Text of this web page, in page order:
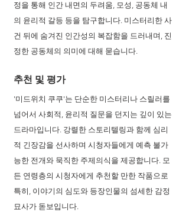
정을 통해 인간 내면의 두려움, 모성, 공동체 내
의 윤리적 갈등 등을 탐구합니다. 미스터리한 사
건 뒤에 숨겨진 인간성의 복잡함을 드러내며, 진
정한 공동체의 의미에 대해 묻습니다.
추천 및 평가
'미드위치 쿠쿠'는 단순한 미스터리나 스릴러를
넘어서 사회적, 윤리적 질문을 던지는 깊이 있는
드라마입니다. 강렬한 스토리텔링과 함께 심리
적 긴장감을 선사하며 시청자들에게 예측 불가
능한 전개와 묵직한 주제의식을 제공합니다. 모
든 연령층의 시청자에게 추천할 만한 작품으로
특히, 이야기의 심도와 등장인물의 섬세한 감정
묘사가 돋보입니다.